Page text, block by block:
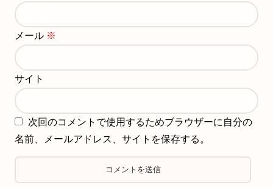
メール ※
サイト
次回のコメントで使用するためブラウザーに自分の
名前、メールアドレス、サイトを保存する。